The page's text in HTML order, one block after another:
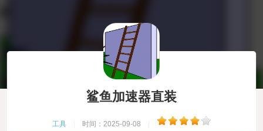
鲨鱼加速器直装
工具 时间：2025-09-08